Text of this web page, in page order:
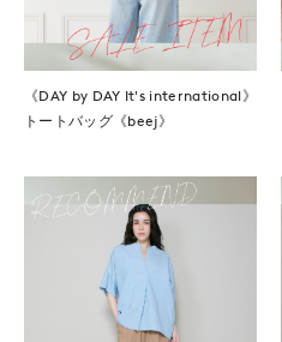
《DAY by DAY It's international》
トートバッグ《beej》